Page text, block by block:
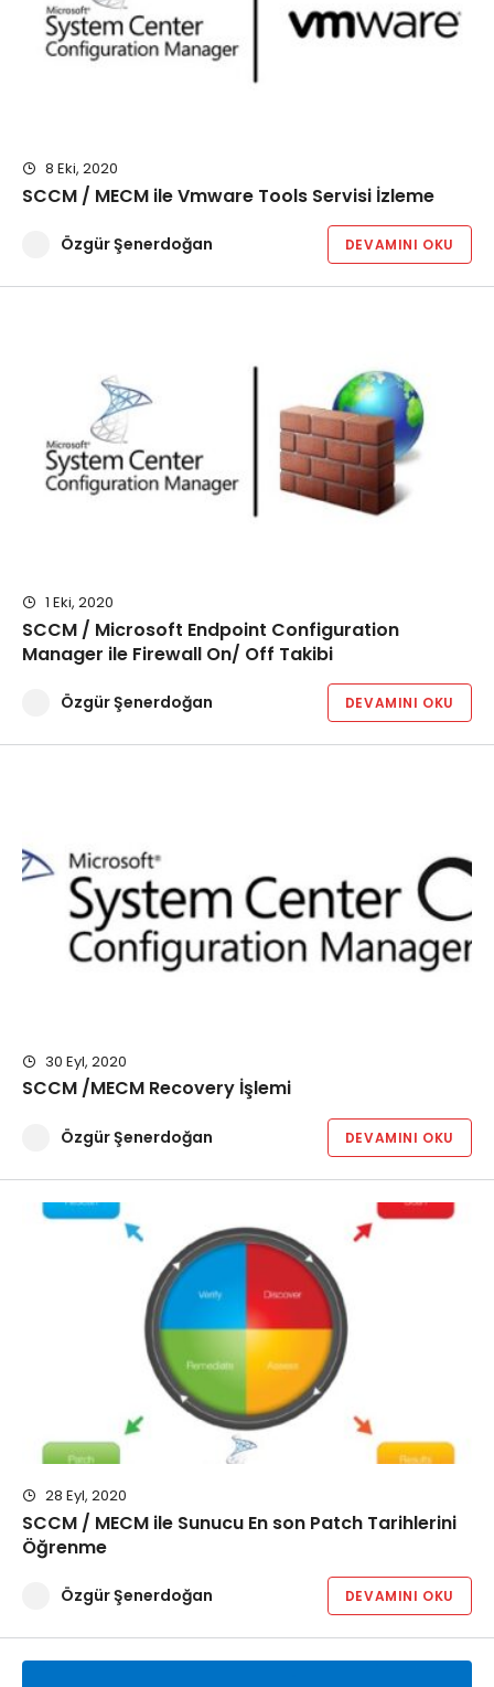
8 Eki, 2020
SCCM / MECM ile Vmware Tools Servisi İzleme
Özgür Şenerdoğan DEVAMINI OKU
1 Eki, 2020
SCCM / Microsoft Endpoint Configuration
Manager ile Firewall On/ Off Takibi
Özgür Şenerdoğan DEVAMINI OKU
30 Eyl, 2020
SCCM /MECM Recovery İşlemi
Özgür Şenerdoğan DEVAMINI OKU
28 Eyl, 2020
SCCM / MECM ile Sunucu En son Patch Tarihlerini
Öğrenme
Özgür Şenerdoğan DEVAMINI OKU